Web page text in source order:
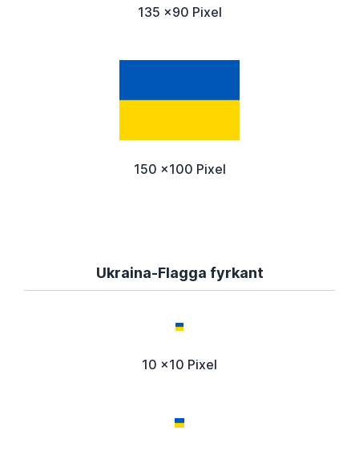
135 x90 Pixel
150 x100 Pixel
Ukraina-Flagga fyrkant
10 x10 Pixel